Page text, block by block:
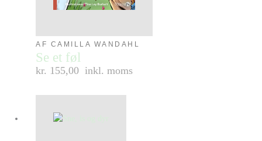
AF CAMILLA WANDAHL
Se et føl
kr. 155,00 inkl. moms